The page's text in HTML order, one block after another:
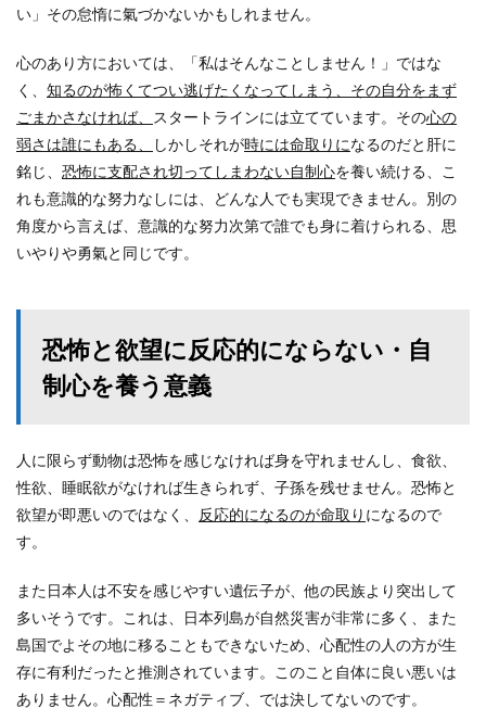
い」その怠惰に氣づかないかもしれません。
心のあり方においては、「私はそんなことしません！」ではな
く、 知るのが怖くてつい逃げたくなってしまう、その自分をまず
ごまかさなければ、
スタートラインには立てています。その心の
弱さは誰にもある、
しかしそれが時には命取りになるのだと肝に
銘じ、 恐怖に支配され切ってしまわない自制心を養い続ける、こ
れも意識的な努力なしには、どんな人でも実現できません。別の
角度から言えば、意識的な努力次第で誰でも身に着けられる、思
いやりや勇氣と同じです。
恐怖と欲望に反応的にならない・自
制心を養う意義
人に限らず動物は恐怖を感じなければ身を守れませんし、食欲、
性欲、睡眠欲がなければ生きられず、子孫を残せません。恐怖と
欲望が即悪いのではなく、
反応的になるのが命取り になるので
す。
また日本人は不安を感じやすい遺伝子が、他の民族より突出して
多いそうです。これは、日本列島が自然災害が非常に多く、また
島国でよその地に移ることもできないため、心配性の人の方が生
存に有利だったと推測されています。このこと自体に良い悪いは
ありません。心配性＝ネガティブ、では決してないのです。